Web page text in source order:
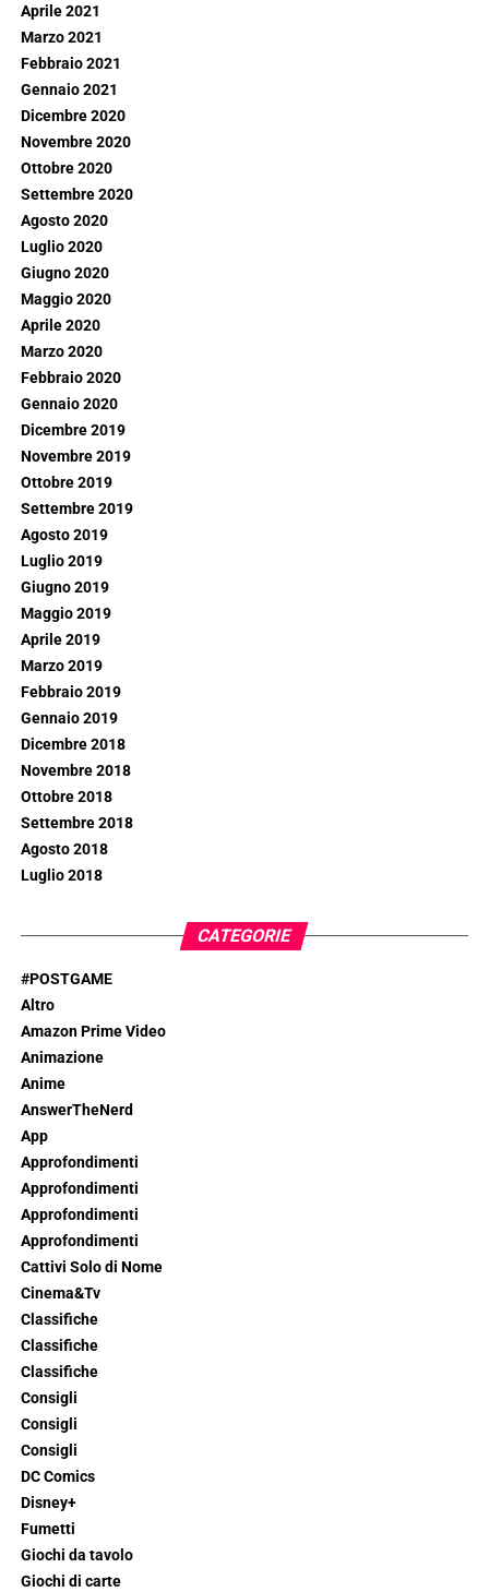
Aprile 2021
Marzo 2021
Febbraio 2021
Gennaio 2021
Dicembre 2020
Novembre 2020
Ottobre 2020
Settembre 2020
Agosto 2020
Luglio 2020
Giugno 2020
Maggio 2020
Aprile 2020
Marzo 2020
Febbraio 2020
Gennaio 2020
Dicembre 2019
Novembre 2019
Ottobre 2019
Settembre 2019
Agosto 2019
Luglio 2019
Giugno 2019
Maggio 2019
Aprile 2019
Marzo 2019
Febbraio 2019
Gennaio 2019
Dicembre 2018
Novembre 2018
Ottobre 2018
Settembre 2018
Agosto 2018
Luglio 2018
CATEGORIE
#POSTGAME
Altro
Amazon Prime Video
Animazione
Anime
AnswerTheNerd
App
Approfondimenti
Approfondimenti
Approfondimenti
Approfondimenti
Cattivi Solo di Nome
Cinema&Tv
Classifiche
Classifiche
Classifiche
Consigli
Consigli
Consigli
DC Comics
Disney+
Fumetti
Giochi da tavolo
Giochi di carte